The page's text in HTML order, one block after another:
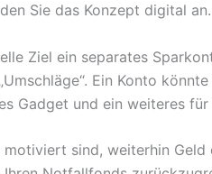
Sie das Konzept digital an.
Ziel ein separates
Ein Konto
Gadget und ein weiteres
sind, weiterhin Geld